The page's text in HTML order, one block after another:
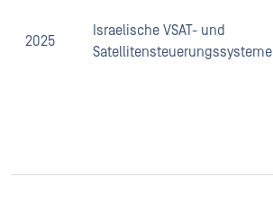
2025
Israelische VSAT- und
Satellitensteuerungssysteme